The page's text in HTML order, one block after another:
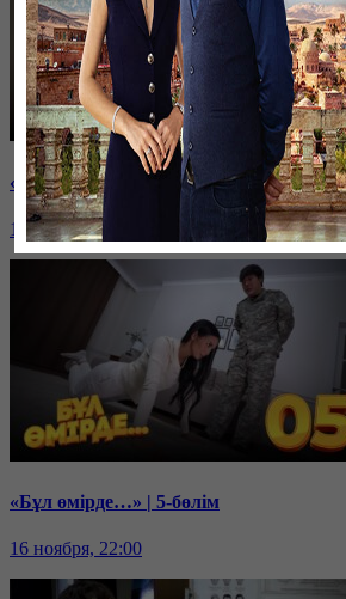
«Бұл өмірде…» | 6-бөлім
17 ноября, 22:00
«Бұл өмірде…» | 5-бөлім
16 ноября, 22:00